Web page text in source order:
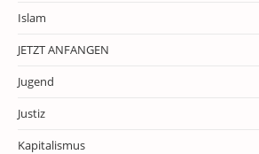
Islam
JETZT ANFANGEN
Jugend
Justiz
Kapitalismus